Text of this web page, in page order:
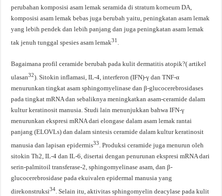
perubahan komposisi asam lemak seramida di stratum korneum DA,
komposisi asam lemak bebas juga berubah yaitu, peningkatan asam lemak
yang lebih pendek dan lebih panjang dan juga peningkatan asam lemak
tak jenuh tunggal spesies asam lemak31 .
Bagaimana profil ceramide berubah pada kulit dermatitis atopik?( artikel
ulasan32). Sitokin inflamasi, IL-4, interferon (IFN)-γ dan TNF-α
menurunkan tingkat asam sphingomyelinase dan β-glucocerebrosidases
pada tingkat mRNA dan sebaliknya meningkatkan asam-ceramide dalam
kultur keratinosit manusia. Studi lain menunjukkan bahwa IFN-γ
menurunkan ekspresi mRNA dari elongase dalam asam lemak rantai
panjang (ELOVLs) dan dalam sintesis ceramide dalam kultur keratinosit
manusia dan lapisan epidermis33. Produksi ceramide juga menurun oleh
sitokin Th2, IL-4 dan IL-6, disertai dengan penurunan ekspresi mRNA dari
serin-palmitoil transferase-2, sphingomyelinase asam, dan β-
glucocerebrosidase pada ekuivalen epidermal manusia yang
direkonstruksi34. Selain itu, aktivitas sphingomyelin deacylase pada kulit